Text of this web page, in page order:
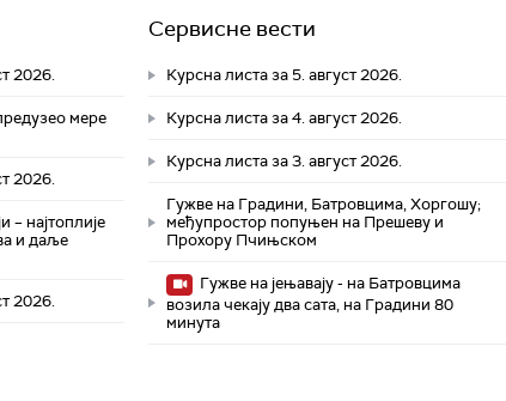
2026.
мере
2026.
– најтоплије
и даље
2026.
Сервисне вести
Курсна листа за 5. август 2026.
Курсна листа за 4. август 2026.
Курсна листа за 3. август 2026.
Гужве на Градини, Батровцима, Хоргошу;
међупростор попуњен на Прешеву и
Прохору Пчињском
Гужве на јењавају - на Батровцима
возила чекају два сата, на Градини 80
минута